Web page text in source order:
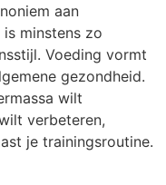
aan
minstens zo
Voeding vormt
gezondheid.
wilt
verbeteren,
je trainingsroutine.